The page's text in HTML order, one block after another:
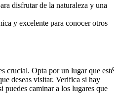
disfrutar de la naturaleza y una
y excelente para conocer otros
crucial. Opta por un lugar que esté
deseas visitar. Verifica si hay
caminar a los lugares que